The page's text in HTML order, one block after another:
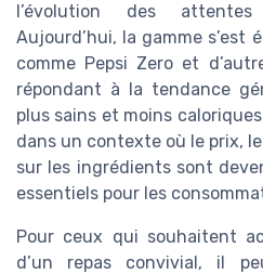
l’évolution des attentes
Aujourd’hui, la gamme s’est
comme Pepsi Zero et
répondant à la tendance
plus sains et moins
dans un contexte où le prix,
sur les ingrédients sont
essentiels pour les
Pour ceux qui souhaitent
d’un repas convivial, il